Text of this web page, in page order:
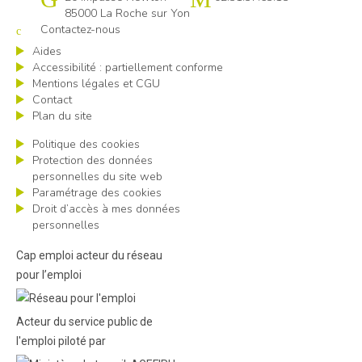
85000 La Roche sur Yon
Contactez-nous
Aides
Accessibilité : partiellement conforme
Mentions légales et CGU
Contact
Plan du site
Politique des cookies
Protection des données
personnelles du site web
Paramétrage des cookies
Droit d’accès à mes données
personnelles
Cap emploi acteur du réseau
pour l’emploi
Acteur du service public de
l'emploi piloté par